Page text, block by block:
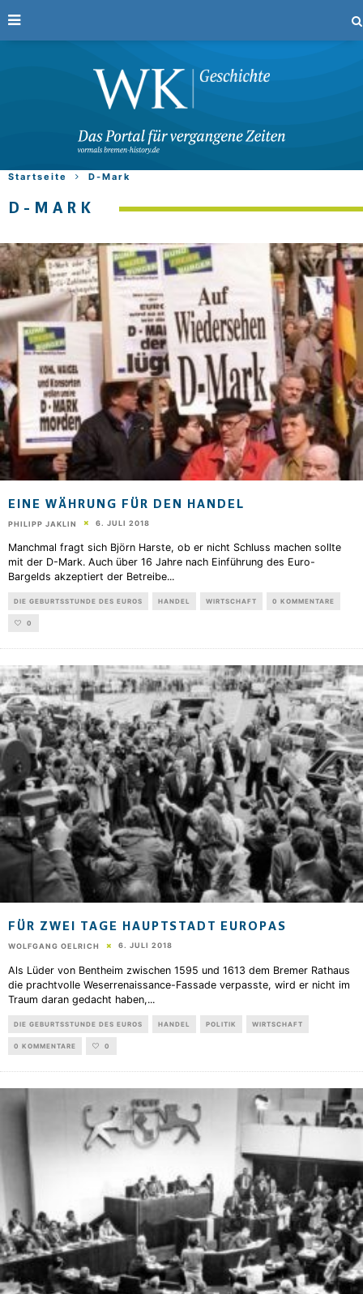
Startseite D-Mark
D-MARK
EINE WÄHRUNG FÜR DEN HANDEL
PHILIPP JAKLIN 6. JULI 2018
Manchmal fragt sich Björn Harste, ob er nicht Schluss machen sollte
mit der D-Mark. Auch über 16 Jahre nach Einführung des Euro-
Bargelds akzeptiert der Betreibe...
DIE GEBURTSSTUNDE DES EUROS HANDEL WIRTSCHAFT 0 KOMMENTARE
0
FÜR ZWEI TAGE HAUPTSTADT EUROPAS
WOLFGANG OELRICH 6. JULI 2018
Als Lüder von Bentheim zwischen 1595 und 1613 dem Bremer Rathaus
die prachtvolle Weserrenaissance-Fassade verpasste, wird er nicht im
Traum daran gedacht haben,...
DIE GEBURTSSTUNDE DES EUROS HANDEL POLITIK WIRTSCHAFT
0 KOMMENTARE 0